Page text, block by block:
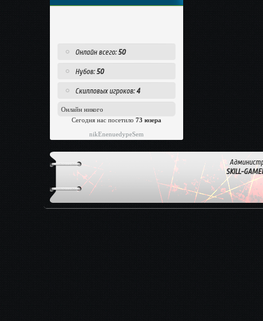
Онлайн всего:50
Нубов:50
Скилловых игроков:4
Онлайн никого
Сегодня нас посетило 73 юзера
nikEnenuedypeSem
SKILL-